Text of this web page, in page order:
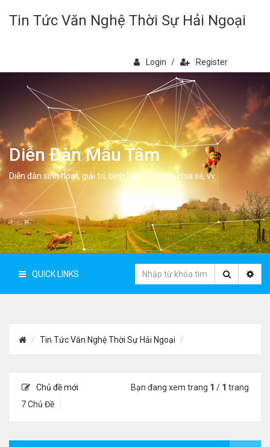
Tin Tức Văn Nghệ Thời Sự Hải Ngoại
Login / Register
Diễn Đàn Mẫu Tâm
Diễn đàn sinh hoạt, giải trí, bình luân, học hỏi, chia sẻ, vv.
QUICK LINKS
Tin Tức Văn Nghệ Thời Sự Hải Ngoại
Chủ đề mới
7 Chủ Đề
Bạn đang xem trang 1 / 1 trang